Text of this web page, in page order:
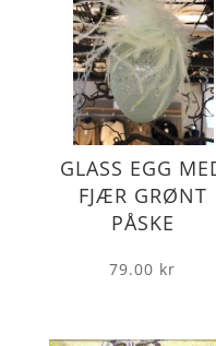
GLASS EGG
FJÆR GRØNT
PÅSKE
79.00 kr